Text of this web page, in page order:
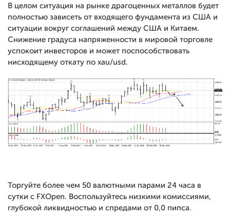
В целом ситуация на рынке драгоценных металлов будет
полностью зависеть от входящего фундамента из США и
ситуации вокруг соглашений между США и Китаем.
Снижение градуса напряженности в мировой торговле
успокоит инвесторов и может поспособствовать
нисходящему откату по xau/usd.
Торгуйте более чем 50 валютными парами 24 часа в
сутки с FXOpen. Воспользуйтесь низкими комиссиями,
глубокой ликвидностью и спредами от 0,0 пипса.